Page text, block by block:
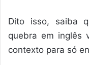
Dito isso, saiba
quebra em inglês
contexto para só